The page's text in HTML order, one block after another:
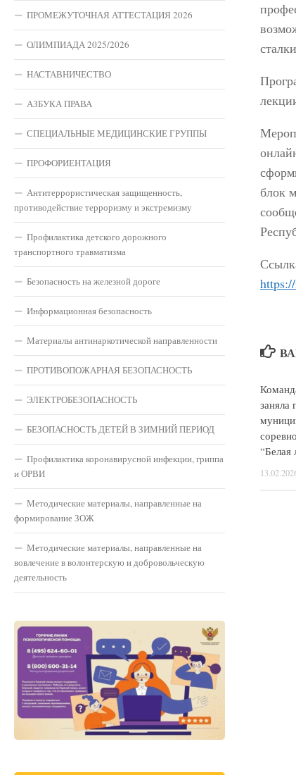
блок
заняла
“Белая
ПРОМЕЖУТОЧНАЯ АТТЕСТАЦИЯ 2026
ОЛИМПИАДА 2025/2026
НАСТАВНИЧЕСТВО
АЗБУКА ПРАВА
СПЕЦИАЛЬНЫЕ МЕДИЦИНСКИЕ ГРУППЫ
ПРОФОРИЕНТАЦИЯ
Антитеррористическая защищенность,
противодействие терроризму и экстремизму
Профилактика детского дорожного
транспортного травматизма
Безопасность на железной дороге
Информационная безопасность
Материалы антинаркотической направленности
ПРОТИВОПОЖАРНАЯ БЕЗОПАСНОСТЬ
ЭЛЕКТРОБЕЗОПАСНОСТЬ
БЕЗОПАСНОСТЬ ДЕТЕЙ В ЗИМНИЙ ПЕРИОД
Профилактика коронавирусной инфекции, гриппа
и ОРВИ
Методические материалы, направленные на
формирование ЗОЖ
Методические материалы, направленные на
вовлечение в волонтерскую и добровольческую
деятельность